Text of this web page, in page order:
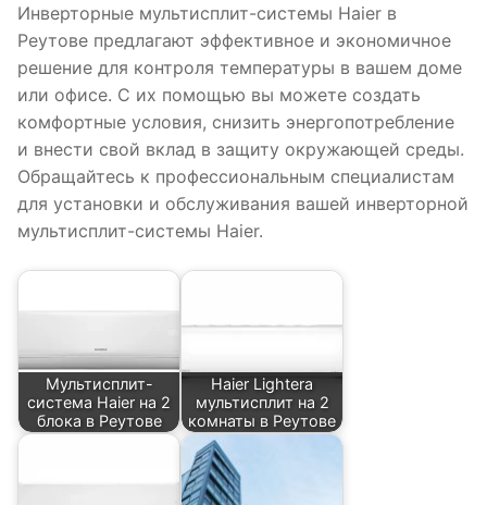
Инверторные мультисплит-системы Haier в
Реутове предлагают эффективное и экономичное
решение для контроля температуры в вашем доме
или офисе. С их помощью вы можете создать
комфортные условия, снизить энергопотребление
и внести свой вклад в защиту окружающей среды.
Обращайтесь к профессиональным специалистам
для установки и обслуживания вашей инверторной
мультисплит-системы Haier.
Мультисплит-
система Haier на 2
блока в Реутове
Haier Lightera
мультисплит на 2
комнаты в Реутове